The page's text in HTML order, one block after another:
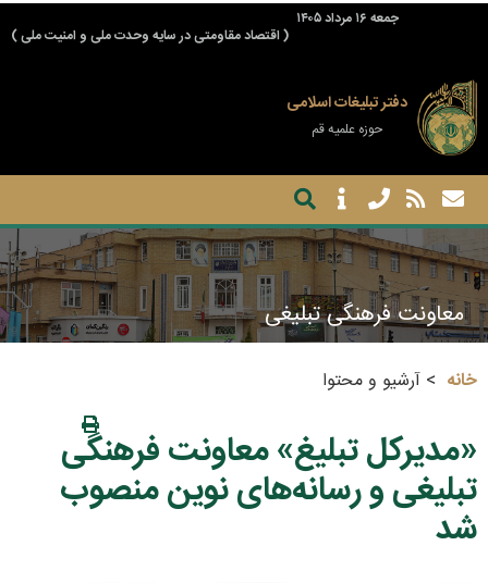
جمعه ۱۶ مرداد ۱۴۰۵
( اقتصاد مقاومتی در سایه وحدت ملی و امنیت ملی )
دفتر تبلیغات اسلامی
حوزه علمیه قم
معاونت فرهنگی تبلیغی
خانه آرشیو و محتوا
«مدیرکل تبلیغ» معاونت فرهنگی
تبلیغی و رسانه‌های نوین منصوب
شد